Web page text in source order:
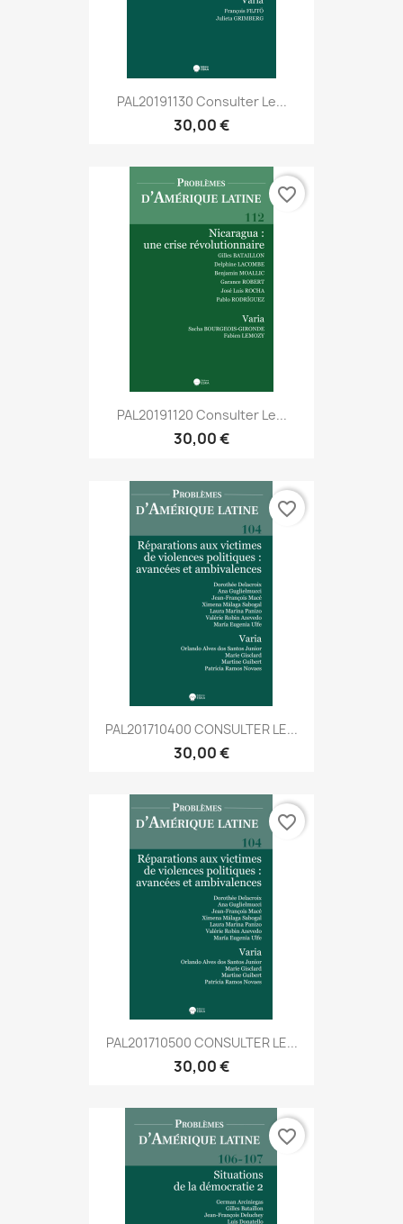
PAL20191130 Consulter Le...
30,00 €
PAL20191120 Consulter Le...
30,00 €
favorite_border
PAL201710400 CONSULTER LE...
30,00 €
favorite_border
PAL201710500 CONSULTER LE...
30,00 €
favorite_border
favorite_border